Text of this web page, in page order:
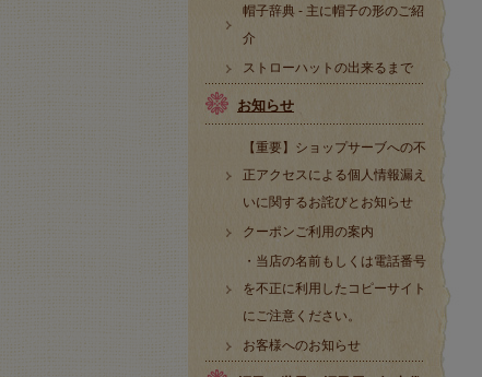
帽子辞典 - 主に帽子の形のご紹
介
ストローハットの出来るまで
お知らせ
【重要】ショップサーブへの不
正アクセスによる個人情報漏え
いに関するお詫びとお知らせ
クーポンご利用の案内
・当店の名前もしくは電話番号
を不正に利用したコピーサイト
にご注意ください。
お客様へのお知らせ